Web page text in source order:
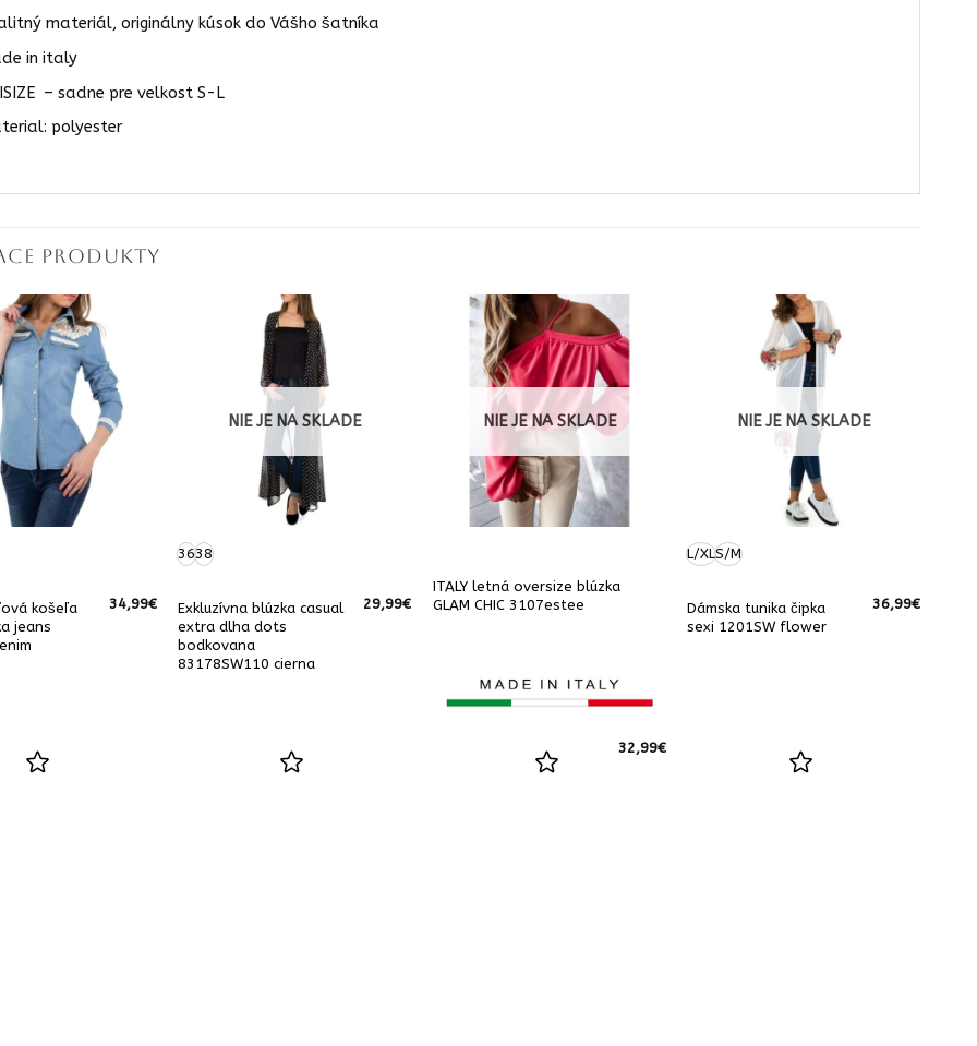
materiál, originálny kúsok do Vášho šatníka
in italy
– sadne pre velkost S-L
polyester
PRODUKTY
košeľa
jeans
34,99€
NIE JE NA SKLADE
3638
Exkluzívna blúzka casual
extra dlha dots
bodkovana
83178SW110 cierna
29,99€
NIE JE NA SKLADE
ITALY letná oversize blúzka
GLAM CHIC 3107estee
32,99€
NIE JE NA SKLADE
L/XLS/M
Dámska tunika čipka
sexi 1201SW flower
36,99€